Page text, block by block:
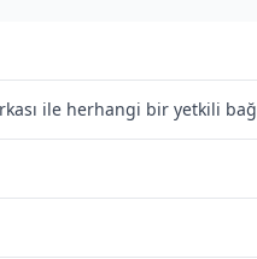
ile herhangi bir yetkili